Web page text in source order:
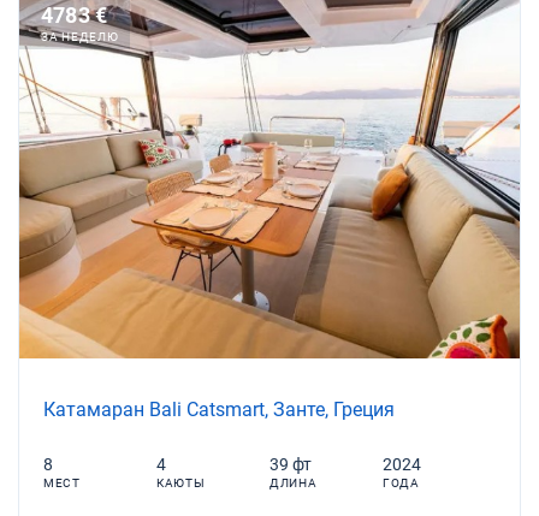
4783 €
ЗА НЕДЕЛЮ
Катамаран Bali Catsmart, Занте, Греция
8
МЕСТ
4
КАЮТЫ
39 фт
ДЛИНА
2024
ГОДА